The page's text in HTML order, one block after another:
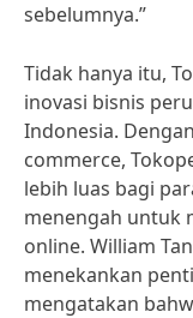
sebelumnya.”
Tidak hanya itu,
inovasi bisnis
Indonesia.
commerce,
lebih luas bagi
menengah untuk
online. William
menekankan
mengatakan